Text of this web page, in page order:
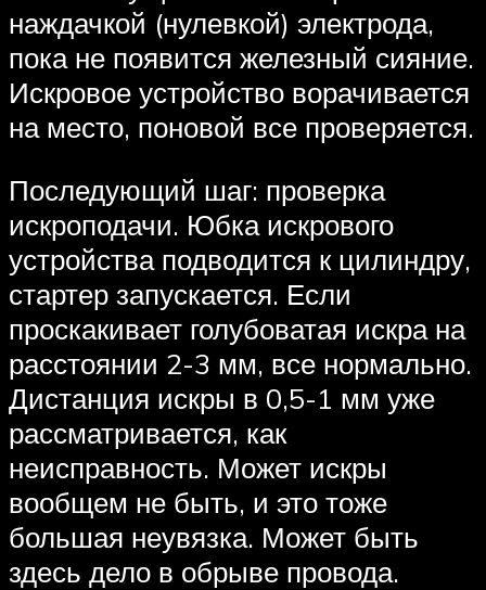
наждачкой (нулевкой) электрода,
пока не появится железный сияние.
Искровое устройство ворачивается
на место, поновой все проверяется.
Последующий шаг: проверка
искроподачи. Юбка искрового
устройства подводится к цилиндру,
стартер запускается. Если
проскакивает голубоватая искра на
расстоянии 2-3 мм, все нормально.
Дистанция искры в 0,5-1 мм уже
рассматривается, как
неисправность. Может искры
вообщем не быть, и это тоже
большая неувязка. Может быть
здесь дело в обрыве провода.